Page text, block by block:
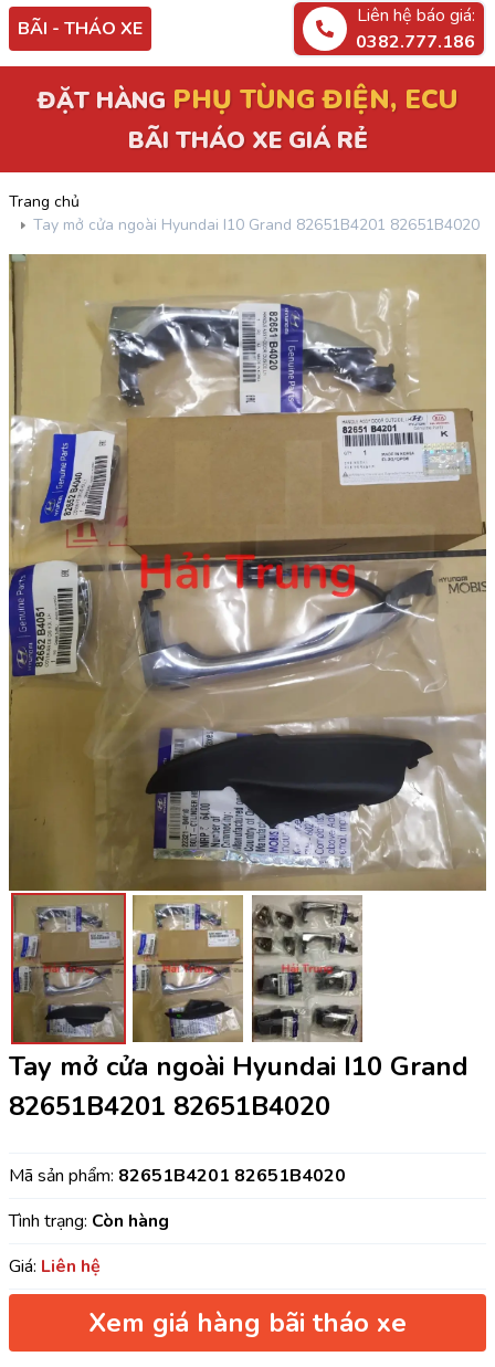
BÃI - THÁO XE
Liên hệ báo giá:
0382.777.186
ĐẶT HÀNGPHỤ TÙNG ĐIỆN, ECU
BÃI THÁO XE GIÁ RẺ
Trang chủ
Tay mở cửa ngoài Hyundai I10 Grand 82651B4201 82651B4020
Tay mở cửa ngoài Hyundai I10 Grand
82651B4201 82651B4020
Mã sản phẩm: 82651B4201 82651B4020
Tình trạng: Còn hàng
Giá: Liên hệ
Xem giá hàng bãi tháo xe